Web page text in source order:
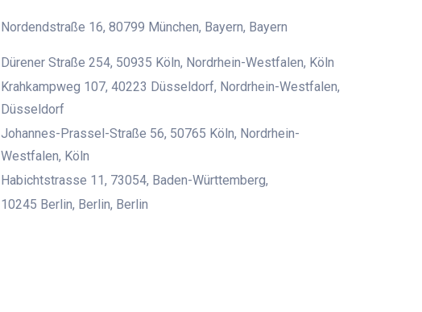
Nordendstraße 16, 80799 München, Bayern, Bayern
Dürener Straße 254, 50935 Köln, Nordrhein-Westfalen, Köln
Krahkampweg 107, 40223 Düsseldorf, Nordrhein-Westfalen,
Düsseldorf
Johannes-Prassel-Straße 56, 50765 Köln, Nordrhein-
Westfalen, Köln
Habichtstrasse 11, 73054, Baden-Württemberg,
10245 Berlin, Berlin, Berlin